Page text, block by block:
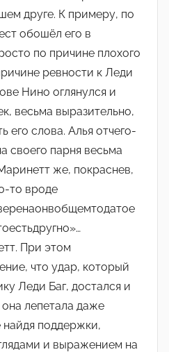
друге. К примеру, по
обошёл его в
по причине плохого
ревности к Леди
Нино оглянулся и
весьма выразительно,
его слова. Алья отчего-
своего парня весьма
же, покраснев,
то вроде
При этом
что удар, который
Леди Баг, достался и
лепетала даже
поддержки,
и выражением на